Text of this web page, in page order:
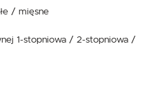
/ mięsne
1-stopniowa / 2-stopniowa /